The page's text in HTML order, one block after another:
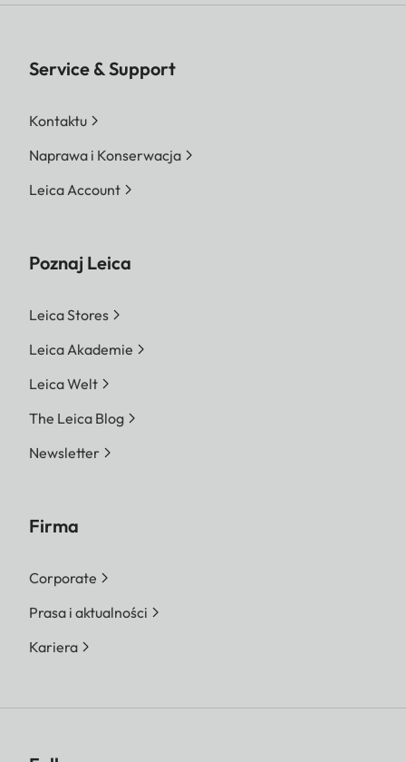
Service & Support
Kontaktu
Naprawa i Konserwacja
Leica Account
Poznaj Leica
Leica Stores
Leica Akademie
Leica Welt
The Leica Blog
Newsletter
Firma
Corporate
Prasa i aktualności
Kariera